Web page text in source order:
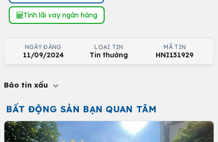
Tính lãi vay ngân hàng
NGÀY ĐĂNG
11/09/2024
LOẠI TIN
Tin thường
MÃ TIN
HNI131929
Báo tin xấu
BẤT ĐỘNG SẢN BẠN QUAN TÂM